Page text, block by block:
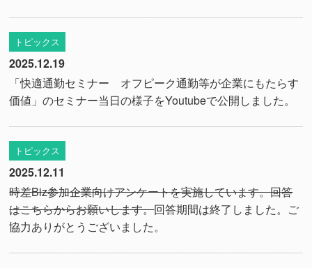
トピックス
2025.12.19
「快適通勤セミナー オフピーク通勤等が企業にもたらす
価値」のセミナー当日の様子をYoutubeで公開しました。
トピックス
2025.12.11
時差Biz参加企業向けアンケートを実施しています。回答
はこちらからお願いします。回答期間は終了しました。ご
協力ありがとうございました。